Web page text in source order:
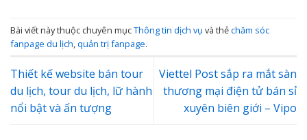
Bài viết này thuộc chuyên mụcThông tin dịch vụ và thẻchăm sóc
fanpage du lịch,quản trị fanpage.
Thiết kế website bán tour
du lịch, tour du lịch, lữ hành
nổi bật và ấn tượng
Viettel Post sắp ra mắt sàn
thương mại điện tử bán sỉ
xuyên biên giới – Vipo